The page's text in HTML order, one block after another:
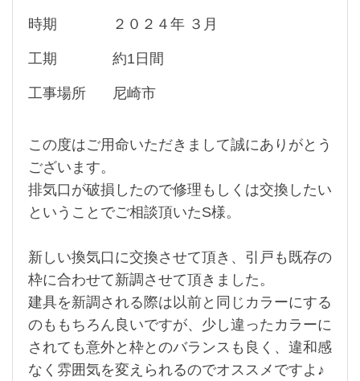
時期 ２０２４年 ３月
工期 約1日間
工事場所 尼崎市
この度はご用命いただきまして誠にありがとう
ございます。
排気口が破損したので修理もしくは交換したい
ということでご相談頂いたS様。
新しい換気口に交換させて頂き、引戸も既存の
枠に合わせて新調させて頂きました。
建具を新調される際は以前と同じカラーにする
のももちろん良いですが、少し違ったカラーに
されても意外と枠とのバランスも良く、違和感
なく雰囲気を変えられるのでオススメですよ♪